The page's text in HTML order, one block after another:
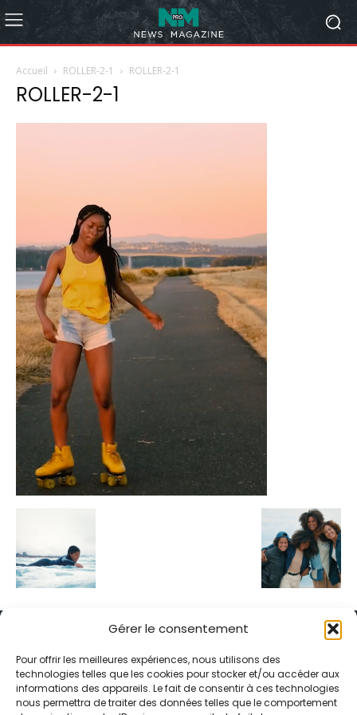
Gérer le consentement
Pour offrir les meilleures expériences, nous utilisons des
technologies telles que les cookies pour stocker et/ou accéder aux
informations des appareils. Le fait de consentir à ces technologies
nous permettra de traiter des données telles que le comportement
Accueil ROLLER-2-1 ROLLER-2-1
ROLLER-2-1
Alternative Média est une agence de relations presse et de
relations publiques basée à Grenoble. Depuis 1995, elle conçoit et